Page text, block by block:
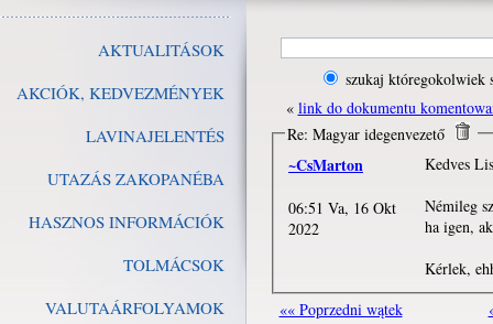
AKTUALITÁSOK
AKCIÓK, KEDVEZMÉNYEK
LAVINAJELENTÉS
UTAZÁS ZAKOPANÉBA
HASZNOS INFORMÁCIÓK
TOLMÁCSOK
VALUTAÁRFOLYAMOK
szukaj któregokolwiek
« link do dokumentu
Re: Magyar idegenvezető
~CsMarton
06:51 Va, 16 Okt
2022
Kedves
Némileg
ha igen,
Kérlek,
«« Poprzedni wątek